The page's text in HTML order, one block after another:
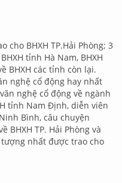
cho BHXH TP.Hải Phòng; 3
tỉnh Hà Nam, BHXH
BHXH các tỉnh còn lại.
nghệ cổ động hay nhất
nghệ cổ động về ngành
tỉnh Nam Định, diễn viên
Bình, câu chuyện
BHXH TP. Hải Phòng và
nhất được trao cho